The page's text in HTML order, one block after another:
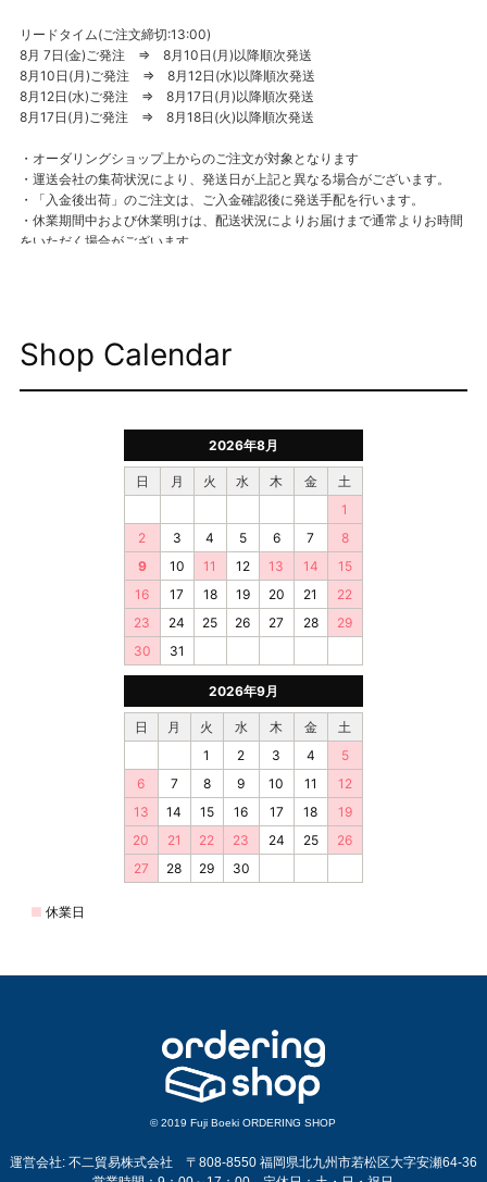
© 2019 Fuji Boeki ORDERING SHOP
運営会社: 不二貿易株式会社 〒808-8550 福岡県北九州市若松区大字安瀬64-36